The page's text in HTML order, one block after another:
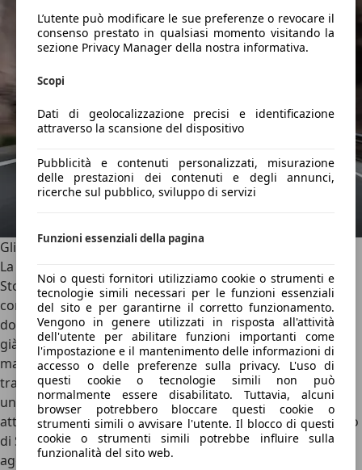
L’utente può modificare le sue preferenze o revocare il
consenso prestato in qualsiasi momento visitando la
sezione Privacy Manager della nostra informativa.
Scopi
Dati di geolocalizzazione precisi e identificazione
attraverso la scansione del dispositivo
Pubblicità e contenuti personalizzati, misurazione
delle prestazioni dei contenuti e degli annunci,
ricerche sul pubblico, sviluppo di servizi
Funzioni essenziali della pagina
Noi o questi fornitori utilizziamo cookie o strumenti e
tecnologie simili necessari per le funzioni essenziali
del sito e per garantirne il corretto funzionamento.
Vengono in genere utilizzati in risposta all'attività
dell'utente per abilitare funzioni importanti come
l'impostazione e il mantenimento delle informazioni di
accesso o delle preferenze sulla privacy. L'uso di
questi cookie o tecnologie simili non può
normalmente essere disabilitato. Tuttavia, alcuni
browser potrebbero bloccare questi cookie o
strumenti simili o avvisare l'utente. Il blocco di questi
cookie o strumenti simili potrebbe influire sulla
funzionalità del sito web.
Gli ADAS e la sicurezza
La sicurezza attiva e passiva è un pilastro della filosofia di
Stoccarda, e la GLA non fa eccezione, offrendo un
comparto di ADAS completo e all'avanguardia. La
dotazione di base, presente di serie su tutte le versioni, è
già buona e comprende la frenata automatica, e il
mantenitore di corsia parziale, con la sola correzione della
traiettoria ma senza il mantenimento attivo. Per ottenere
una suite di guida autonoma di livello 2, è necessario
attingere alla lista degli optional, selezionando il Pacchetto
di Sistemi di Assistenza alla Guida. Questo pacchetto
aggiunge funzionalità cruciali come il Distronic (il Cruise